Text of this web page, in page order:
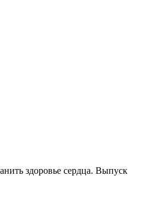
здоровье сердца. Выпуск